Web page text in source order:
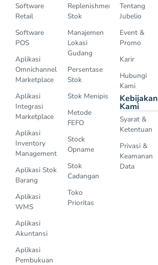
Software
Retail
Software
POS
Aplikasi
Omnichannel
Marketplace
Aplikasi
Integrasi
Marketplace
Aplikasi
Inventory
Management
Aplikasi Stok
Barang
Aplikasi
WMS
Aplikasi
Akuntansi
Aplikasi
Pembukuan
Replenishment
Stok
Manajemen
Lokasi
Gudang
Persentase
Stok
Stok Menipis
Metode
FEFO
Stock
Opname
Stok
Cadangan
Toko
Prioritas
Tentang
Jubelio
Event &
Promo
Karir
Hubungi
Kami
Kebijakan
Kami
Syarat &
Ketentuan
Privasi &
Keamanan
Data